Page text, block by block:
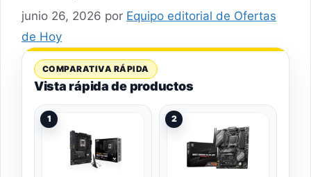
junio 26, 2026 por Equipo editorial de Ofertas
de Hoy
COMPARATIVA RÁPIDA
Vista rápida de productos
1 2